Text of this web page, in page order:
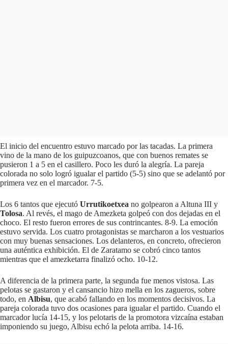
El inicio del encuentro estuvo marcado por las tacadas. La primera
vino de la mano de los guipuzcoanos, que con buenos remates se
pusieron 1 a 5 en el casillero. Poco les duró la alegría. La pareja
colorada no solo logró igualar el partido (5-5) sino que se adelantó por
primera vez en el marcador. 7-5.
Los 6 tantos que ejecutó Urrutikoetxea no golpearon a Altuna III y
Tolosa. Al revés, el mago de Amezketa golpeó con dos dejadas en el
choco. El resto fueron errores de sus contrincantes. 8-9. La emoción
estuvo servida. Los cuatro protagonistas se marcharon a los vestuarios
con muy buenas sensaciones. Los delanteros, en concreto, ofrecieron
una auténtica exhibición. El de Zaratamo se cobró cinco tantos
mientras que el amezketarra finalizó ocho. 10-12.
A diferencia de la primera parte, la segunda fue menos vistosa. Las
pelotas se gastaron y el cansancio hizo mella en los zagueros, sobre
todo, en Albisu, que acabó fallando en los momentos decisivos. La
pareja colorada tuvo dos ocasiones para igualar el partido. Cuando el
marcador lucía 14-15, y los pelotaris de la promotora vizcaína estaban
imponiendo su juego, Albisu echó la pelota arriba. 14-16.